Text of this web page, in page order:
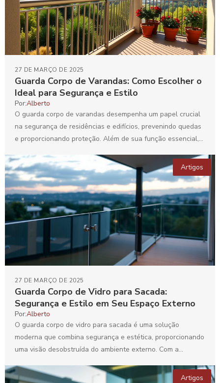
Guarda Corpo de Varandas: Como Escolher o
Ideal para Segurança e Estilo
27 DE MARÇO DE 2025
Por:Alberto
O guarda corpo de varandas desempenha um papel crucial
na segurança de residências e edifícios, prevenindo quedas
e proporcionando proteção. Além de sua função essencial,...
Artigos
Guarda Corpo de Vidro para Sacada:
Segurança e Estilo em Seu Espaço Externo
27 DE MARÇO DE 2025
Por:Alberto
O guarda corpo de vidro para sacada é uma solução
moderna que combina segurança e estética, proporcionando
uma visão desobstruída do ambiente externo. Com a...
Artigos